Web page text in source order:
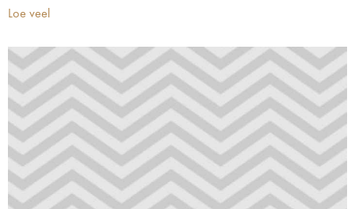
Loe veel